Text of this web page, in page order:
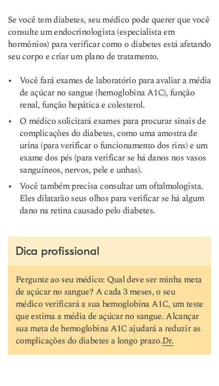
Se você tem diabetes, seu médico pode querer que você
consulte um endocrinologista (especialista em
hormônios) para verificar como o diabetes está afetando
seu corpo e criar um plano de tratamento.
Você fará exames de laboratório para avaliar a média
de açúcar no sangue (hemoglobina A1C), função
renal, função hepática e colesterol.
O médico solicitará exames para procurar sinais de
complicações do diabetes, como uma amostra de
urina (para verificar o funcionamento dos rins) e um
exame dos pés (para verificar se há danos nos vasos
sanguíneos, nervos, pele e unhas).
Você também precisa consultar um oftalmologista.
Eles dilatarão seus olhos para verificar se há algum
dano na retina causado pelo diabetes.
Dica profissional
Pergunte ao seu médico: Qual deve ser minha meta
de açúcar no sangue? A cada 3 meses, o seu
médico verificará a sua hemoglobina A1C, um teste
que estima a média de açúcar no sangue. Alcançar
sua meta de hemoglobina A1C ajudará a reduzir as
complicações do diabetes a longo prazo.Dr.